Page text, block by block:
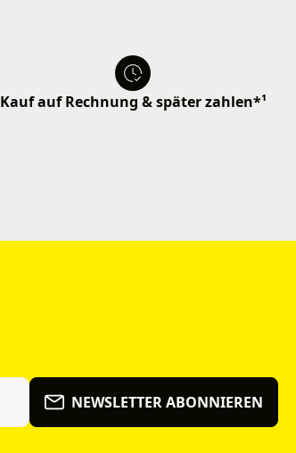
Kauf auf Rechnung & später zahlen*¹
NEWSLETTER ABONNIEREN